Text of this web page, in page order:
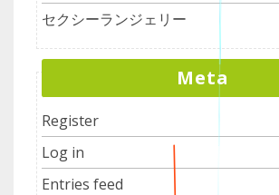
セクシーランジェリー
Meta
Register
Log in
Entries feed